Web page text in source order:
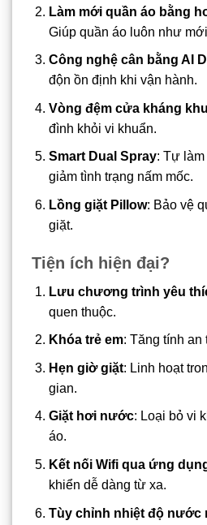
Làm mới quần áo bằng
Giúp quần áo luôn như
Công nghệ cân bằng AI
độn ồn định khi vận hành.
Vòng đệm cửa kháng
đình khỏi vi khuẩn.
Smart Dual Spray: Tự làm
giảm tình trạng nấm mốc.
Lồng giặt Pillow: Bảo vệ
giặt.
Tiện ích hiện đại?
Lưu chương trình yêu
quen thuộc.
Khóa trẻ em: Tăng tính an
Hẹn giờ giặt: Linh hoạt
gian.
Giặt hơi nước: Loại bỏ vi
áo.
Kết nối Wifi qua ứng
khiển dễ dàng từ xa.
Tùy chỉnh nhiệt độ nước